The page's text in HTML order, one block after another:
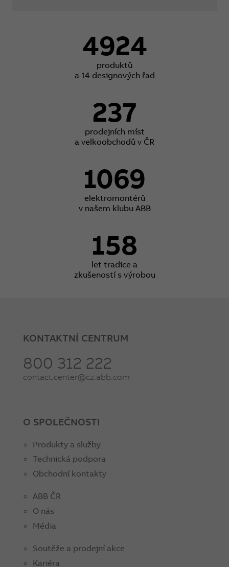
4924
produktů
a 14 designových řad
237
prodejních míst
a velkoobchodů v ČR
1069
elektromontérů
v našem klubu ABB
158
let tradice a
zkušeností s výrobou
KONTAKTNÍ CENTRUM
800 312 222
contact.center@cz.abb.com
O SPOLEČNOSTI
Produkty a služby
Technická podpora
Obchodní kontakty
ABB ČR
O nás
Média
Soutěže a prodejní akce
Kariéra